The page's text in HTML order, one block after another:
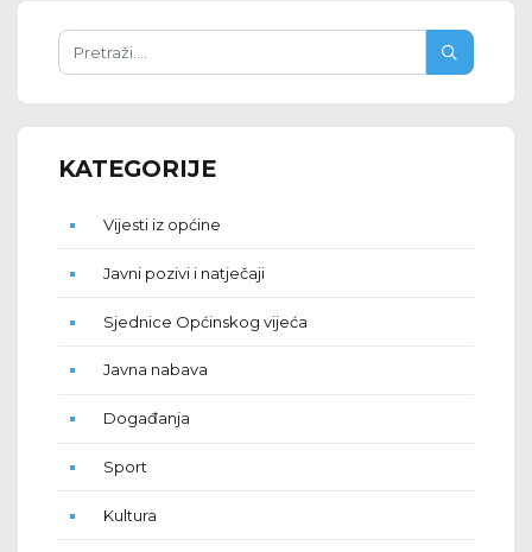
KATEGORIJE
Vijesti iz općine
Javni pozivi i natječaji
Sjednice Općinskog vijeća
Javna nabava
Događanja
Sport
Kultura